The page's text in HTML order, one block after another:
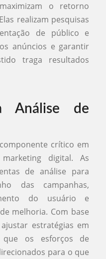
o retorno
realizam pesquisas
de público e
anúncios e garantir
traga resultados
Análise de
crítico em
digital. As
de análise para
das campanhas,
do usuário e
melhoria. Com base
estratégias em
os esforços de
para o que